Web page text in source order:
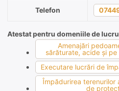
Telefon
Atestat pentru domeniile de
Amenajări
sărăturate, acide şi
Executare lucrări de
Împădurirea terenurilor
de